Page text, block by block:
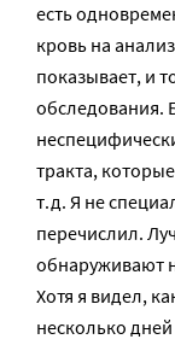
есть
кровь на
показывает, и
обследования.
тракта,
т.д. Я не
перечислил.
обнаруживают
Хотя я видел,
несколько